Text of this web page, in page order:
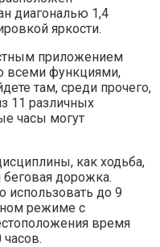
диагональю 1,4
яркости.
приложением
всеми функциями,
там, среди прочего,
11 различных
часы могут
как ходьба,
беговая дорожка.
до 9
режиме с
время